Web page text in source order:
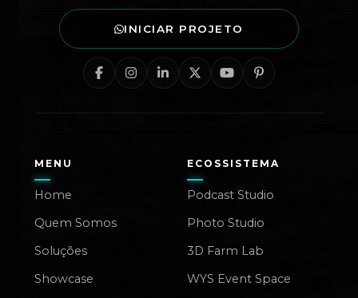
INICIAR PROJETO
MENU
Home
Quem Somos
Soluções
Showcase
ECOSSISTEMA
Podcast Studio
Photo Studio
3D Farm Lab
WYS Event Space